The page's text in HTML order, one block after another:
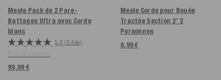
Mesle Pack de 2 Pare-
Battages Ultra avec Corde
blanc
5.0 (2 Avis)
99,99 €
Mesle Corde pour Bouée
Tractée Section 2' 2
Personnes
6,99 €